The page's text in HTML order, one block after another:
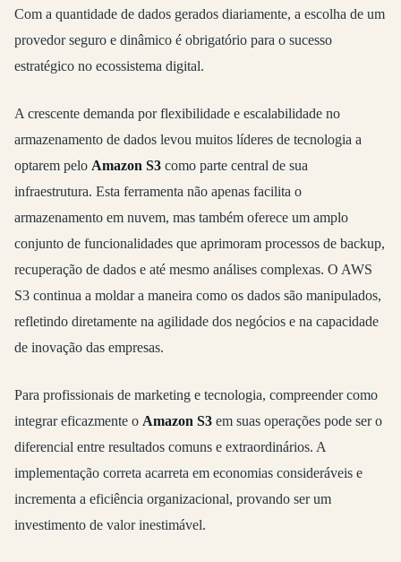
Com a quantidade de dados gerados diariamente, a escolha de um
provedor seguro e dinâmico é obrigatório para o sucesso
estratégico no ecossistema digital.
A crescente demanda por flexibilidade e escalabilidade no
armazenamento de dados levou muitos líderes de tecnologia a
optarem pelo Amazon S3 como parte central de sua
infraestrutura. Esta ferramenta não apenas facilita o
armazenamento em nuvem, mas também oferece um amplo
conjunto de funcionalidades que aprimoram processos de backup,
recuperação de dados e até mesmo análises complexas. O AWS
S3 continua a moldar a maneira como os dados são manipulados,
refletindo diretamente na agilidade dos negócios e na capacidade
de inovação das empresas.
Para profissionais de marketing e tecnologia, compreender como
integrar eficazmente o Amazon S3 em suas operações pode ser o
diferencial entre resultados comuns e extraordinários. A
implementação correta acarreta em economias consideráveis e
incrementa a eficiência organizacional, provando ser um
investimento de valor inestimável.